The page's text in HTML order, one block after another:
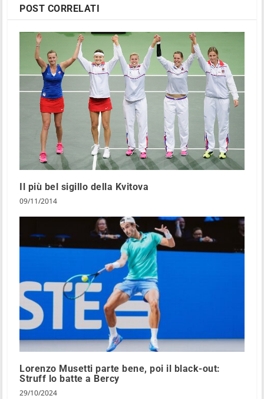
POST CORRELATI
Il più bel sigillo della Kvitova
09/11/2014
Lorenzo Musetti parte bene, poi il black-out:
Struff lo batte a Bercy
29/10/2024